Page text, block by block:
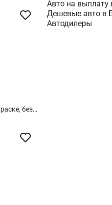
без
Авто на выплату
Дешевые авто в
Автодилеры